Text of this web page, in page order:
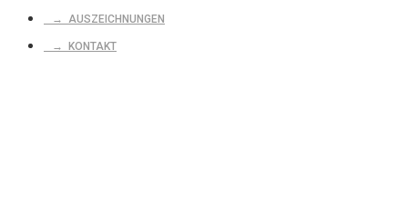
→ AUSZEICHNUNGEN
→ KONTAKT